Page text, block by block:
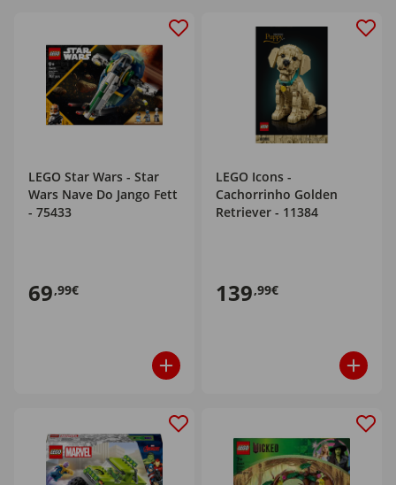
LEGO Star Wars - Star
Wars Nave Do Jango Fett
- 75433
69,99€
LEGO Icons -
Cachorrinho Golden
Retriever - 11384
139,99€